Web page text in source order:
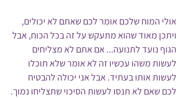
אולי המוח שלכם אומר לכם שאתם לא יכולים,
ויתכן מאוד שהוא מתעקש על זה בכל הכוח, אבל
הגוף נועד לתנועה... אם אתם לא מצליחים
לעשות משהו עכשיו זה לא אומר שלא תוכלו
לעשות אותו בעתיד. אבל אני יכולה להבטיח
לכם שאם לא תנסו לעשות הסיכוי שתצליחו נמוך.